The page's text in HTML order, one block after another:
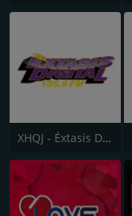
XHQJ - Éxtasis Digital Guadalajara